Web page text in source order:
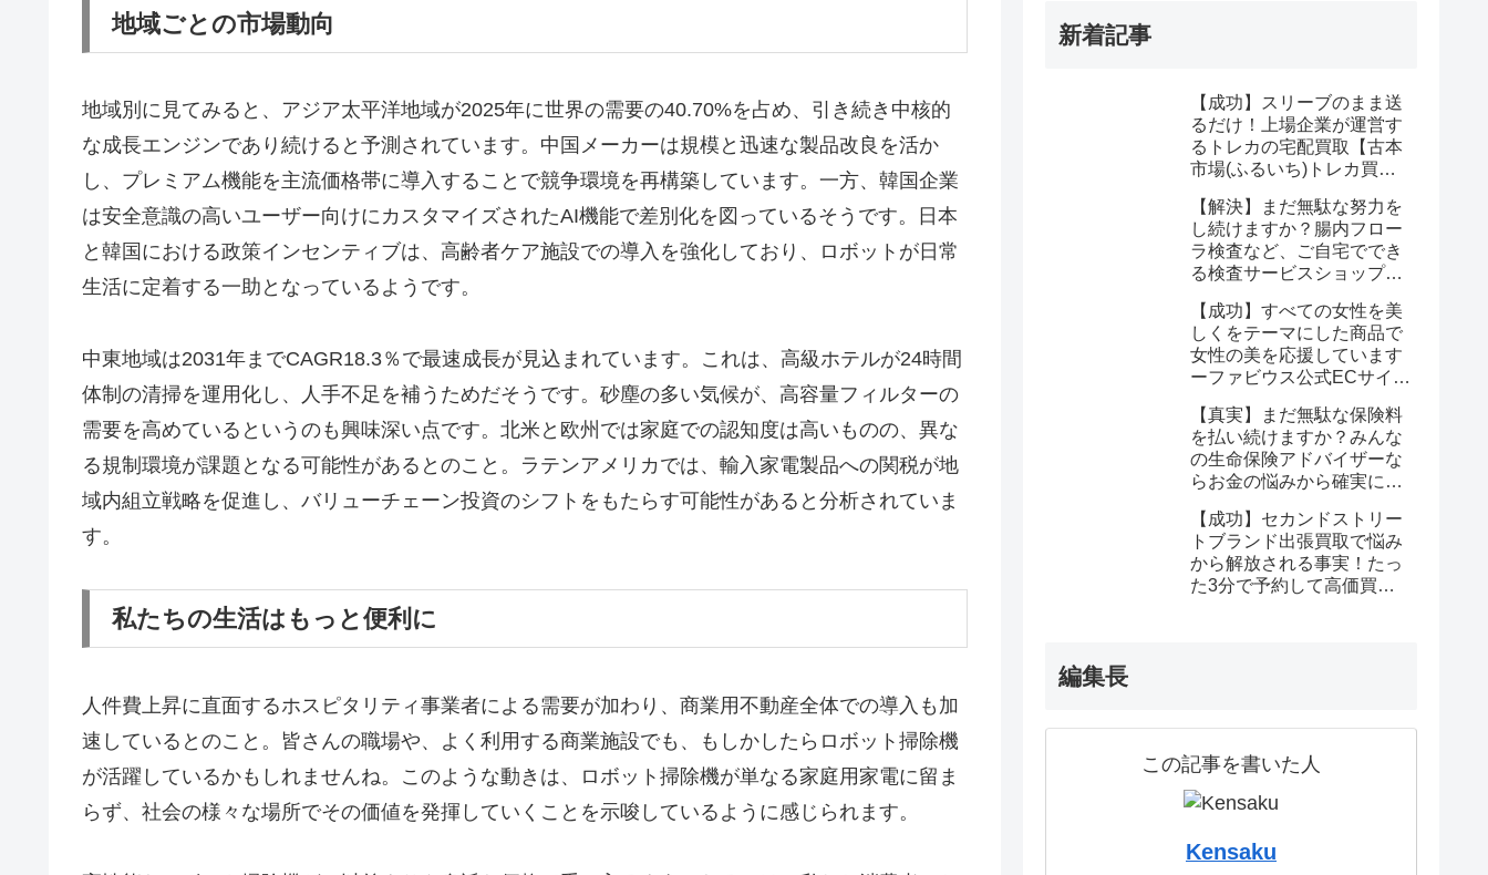
地域ごとの市場動向
地域別に見てみると、アジア太平洋地域が2025年に世界の需要の40.70%を占め、引き続き中核的
な成長エンジンであり続けると予測されています。中国メーカーは規模と迅速な製品改良を活か
し、プレミアム機能を主流価格帯に導入することで競争環境を再構築しています。一方、韓国企業
は安全意識の高いユーザー向けにカスタマイズされたAI機能で差別化を図っているそうです。日本
と韓国における政策インセンティブは、高齢者ケア施設での導入を強化しており、ロボットが日常
生活に定着する一助となっているようです。
中東地域は2031年までCAGR18.3％で最速成長が見込まれています。これは、高級ホテルが24時間
体制の清掃を運用化し、人手不足を補うためだそうです。砂塵の多い気候が、高容量フィルターの
需要を高めているというのも興味深い点です。北米と欧州では家庭での認知度は高いものの、異な
る規制環境が課題となる可能性があるとのこと。ラテンアメリカでは、輸入家電製品への関税が地
域内組立戦略を促進し、バリューチェーン投資のシフトをもたらす可能性があると分析されていま
す。
私たちの生活はもっと便利に
人件費上昇に直面するホスピタリティ事業者による需要が加わり、商業用不動産全体での導入も加
速しているとのこと。皆さんの職場や、よく利用する商業施設でも、もしかしたらロボット掃除機
が活躍しているかもしれませんね。このような動きは、ロボット掃除機が単なる家庭用家電に留ま
らず、社会の様々な場所でその価値を発揮していくことを示唆しているように感じられます。
新着記事
【成功】スリーブのまま送
るだけ！上場企業が運営す
るトレカの宅配買取【古本
市場(ふるいち)トレカ買
みが解決する
【解決】まだ無駄な努力を
し続けますか？腸内フロー
ラ検査など、ご自宅ででき
る検査サービスショップ
ならたった1回で驚くほど
簡単に悩みが解消する事実
【成功】すべての女性を美
しくをテーマにした商品で
女性の美を応援しています
ーファビウス公式ECサイト
クション金賞の秘密を公開
【真実】まだ無駄な保険料
を払い続けますか？みんな
の生命保険アドバイザーな
らお金の悩みから確実に解
【成功】セカンドストリー
トブランド出張買取で悩み
から解放される事実！たっ
た3分で予約して高価買取
編集長
この記事を書いた人
Kensaku